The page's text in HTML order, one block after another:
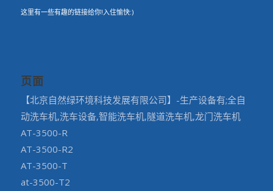
这里有一些有趣的链接给你!入住愉快:)
页面
【北京自然绿环境科技发展有限公司】-生产设备有;全自
动洗车机,洗车设备,智能洗车机,隧道洗车机,龙门洗车机
AT-3500-R
AT-3500-R2
AT-3500-T
at-3500-T2